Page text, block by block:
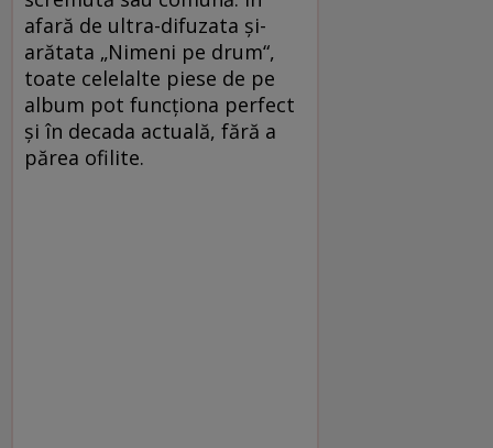
afară de ultra-difuzata şi-
arătata „Nimeni pe drum“,
toate celelalte piese de pe
album pot funcţiona perfect
şi în decada actuală, fără a
părea ofilite.